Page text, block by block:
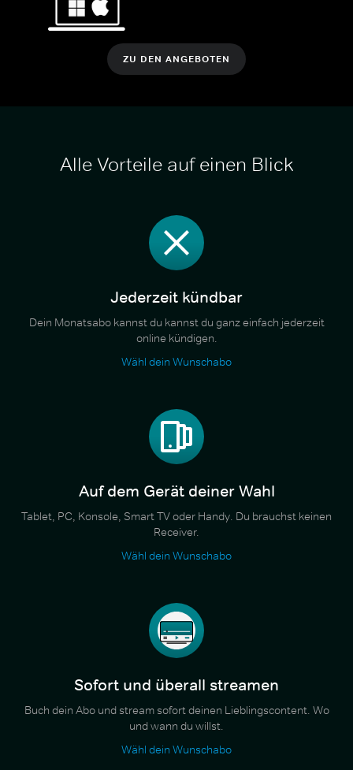
ZU DEN ANGEBOTEN
Alle Vorteile auf einen Blick
Jederzeit kündbar
Dein Monatsabo kannst du kannst du ganz einfach jederzeit
online kündigen.
Wähl dein Wunschabo
Auf dem Gerät deiner Wahl
Tablet, PC, Konsole, Smart TV oder Handy. Du brauchst keinen
Receiver.
Wähl dein Wunschabo
Sofort und überall streamen
Buch dein Abo und stream sofort deinen Lieblingscontent. Wo
und wann du willst.
Wähl dein Wunschabo